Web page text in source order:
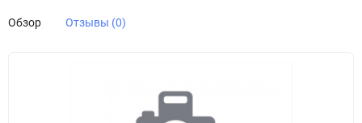
Обзор Отзывы (0)